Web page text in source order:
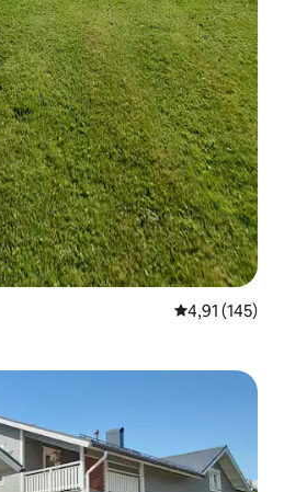
4,91 ud af 5 i
4,91 (145)